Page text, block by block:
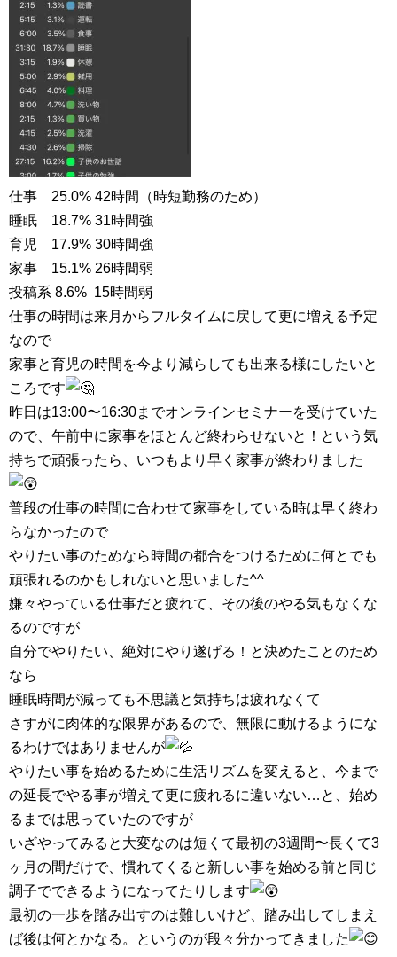
仕事 25.0% 42時間（時短勤務のため）
睡眠 18.7% 31時間強
育児 17.9% 30時間強
家事 15.1% 26時間弱
投稿系 8.6% 15時間弱
仕事の時間は来月からフルタイムに戻して更に増える予定
なので
家事と育児の時間を今より減らしても出来る様にしたいと
ころです
昨日は13:00〜16:30までオンラインセミナーを受けていた
ので、午前中に家事をほとんど終わらせないと！という気
持ちで頑張ったら、いつもより早く家事が終わりました
普段の仕事の時間に合わせて家事をしている時は早く終わ
らなかったので
やりたい事のためなら時間の都合をつけるために何とでも
頑張れるのかもしれないと思いました^^
嫌々やっている仕事だと疲れて、その後のやる気もなくな
るのですが
自分でやりたい、絶対にやり遂げる！と決めたことのため
なら
睡眠時間が減っても不思議と気持ちは疲れなくて
さすがに肉体的な限界があるので、無限に動けるようにな
るわけではありませんが
やりたい事を始めるために生活リズムを変えると、今まで
の延長でやる事が増えて更に疲れるに違いない…と、始め
るまでは思っていたのですが
いざやってみると大変なのは短くて最初の3週間〜長くて3
ヶ月の間だけで、慣れてくると新しい事を始める前と同じ
調子でできるようになってたりします
最初の一歩を踏み出すのは難しいけど、踏み出してしまえ
ば後は何とかなる。というのが段々分かってきました